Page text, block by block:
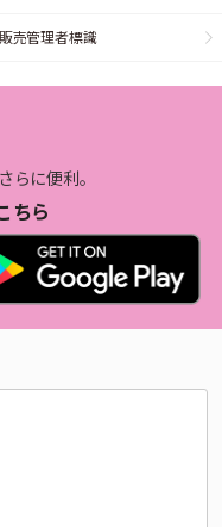
売管理者標識
らに便利。
ちら